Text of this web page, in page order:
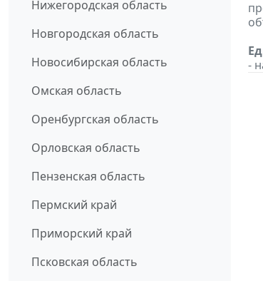
Нижегородская область
Новгородская область
Новосибирская область
Омская область
Оренбургская область
Орловская область
Пензенская область
Пермский край
Приморский край
Псковская область
-